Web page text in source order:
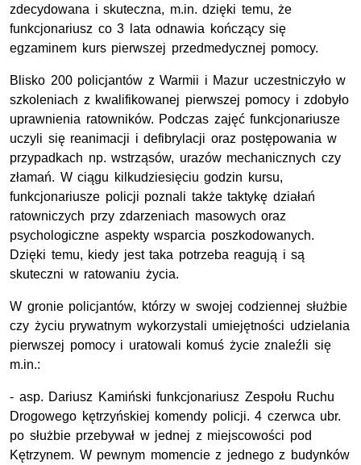
zdecydowana i skuteczna, m.in. dzięki temu, że
funkcjonariusz co 3 lata odnawia kończący się
egzaminem kurs pierwszej przedmedycznej pomocy.
Blisko 200 policjantów z Warmii i Mazur uczestniczyło w
szkoleniach z kwalifikowanej pierwszej pomocy i zdobyło
uprawnienia ratowników. Podczas zajęć funkcjonariusze
uczyli się reanimacji i defibrylacji oraz postępowania w
przypadkach np. wstrząsów, urazów mechanicznych czy
złamań. W ciągu kilkudziesięciu godzin kursu,
funkcjonariusze policji poznali także taktykę działań
ratowniczych przy zdarzeniach masowych oraz
psychologiczne aspekty wsparcia poszkodowanych.
Dzięki temu, kiedy jest taka potrzeba reagują i są
skuteczni w ratowaniu życia.
W gronie policjantów, którzy w swojej codziennej służbie
czy życiu prywatnym wykorzystali umiejętności udzielania
pierwszej pomocy i uratowali komuś życie znaleźli się
m.in.:
- asp. Dariusz Kamiński funkcjonariusz Zespołu Ruchu
Drogowego kętrzyńskiej komendy policji. 4 czerwca ubr.
po służbie przebywał w jednej z miejscowości pod
Kętrzynem. W pewnym momencie z jednego z budynków